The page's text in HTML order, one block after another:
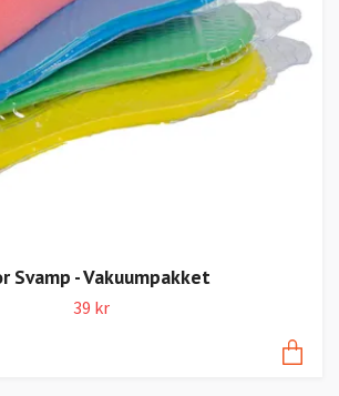
Svamp - Vakuumpakket
39 kr